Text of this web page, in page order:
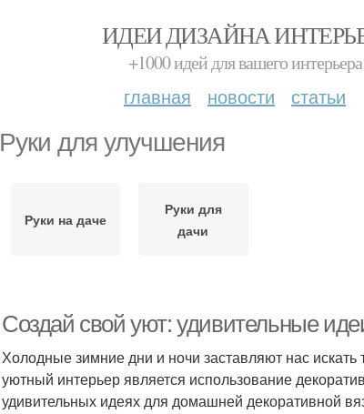
ИДЕИ ДИЗАЙНА
+1000 идей для вашего
главная новости статьи
Руки для улучшения
Руки на даче
Руки для
дачи
Создай свой уют: удивительные
Холодные зимние дни и ночи заставляют нас
уютный интерьер является использование
удивительных идеях для домашней декоративной